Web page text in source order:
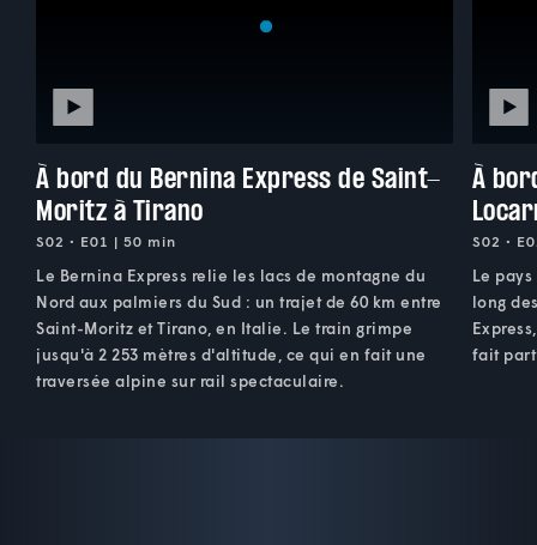
À bord du Bernina Express de Saint-
Moritz à Tirano
S02 • E01 | 50 min
Le Bernina Express relie les lacs de montagne du
Nord aux palmiers du Sud : un trajet de 60 km entre
Saint-Moritz et Tirano, en Italie. Le train grimpe
jusqu'à 2 253 mètres d'altitude, ce qui en fait une
traversée alpine sur rail spectaculaire.
À
S02 •
Le
long
fait